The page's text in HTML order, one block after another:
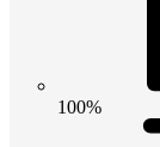
100%